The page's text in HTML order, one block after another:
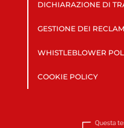
DICHIARAZIONE DI
GESTIONE DEI
WHISTLEBLOWER
COOKIE POLICY